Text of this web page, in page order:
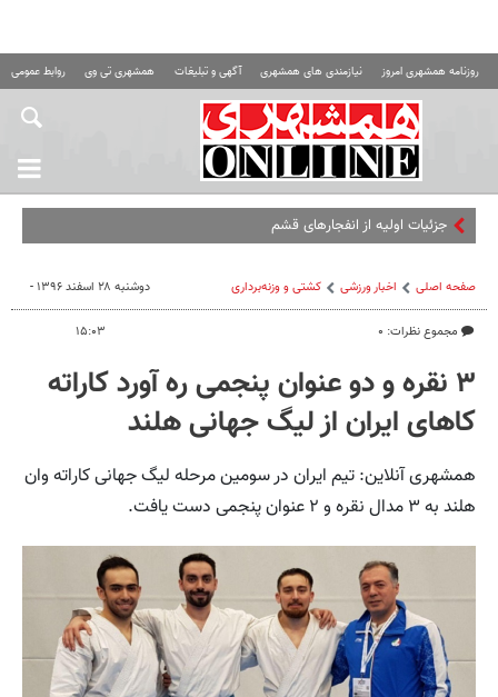
روزنامه همشهری امروز نیازمندی های همشهری آگهی و تبلیغات همشهری تی وی روابط عمومی
جزئیات اولیه از انفجارهای قشم
صفحه اصلی اخبار ورزشی کشتی و وزنه‌برداری
مجموع نظرات: ۰
دوشنبه ۲۸ اسفند ۱۳۹۶ -
۱۵:۰۳
۳ نقره و دو عنوان پنجمی ره آورد کاراته
کاهای ایران از لیگ جهانی هلند
همشهری آنلاین: تیم ایران در سومین مرحله لیگ جهانی کاراته وان
هلند به ۳ مدال نقره و ۲ عنوان پنجمی دست یافت.